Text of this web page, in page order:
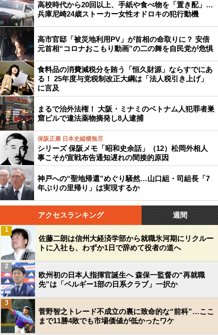
高校時代から20回以上、手紙や食べ物を「置き配」…
兵庫尼崎24歳ストーカー女性オドロキの犯行動機
高市官邸「被災地利用PV」が首相の命取りに？ 安倍
元首相“コロナおこもり動画”の二の舞を自民党が危惧
食料品の消費減税分を賄う「恒久財源」ならすでにあ
る！ 25年度与党税制改正大綱は「法人税引き上げ」
に言及
まるで治外法権！ 大阪・ミナミのベトナム人犯罪者巣
窟ビルで違法薬物摘発し8人逮捕
保阪正康 日本史縦横無尽
シリーズ 保阪メモ「昭和史余話」（12）松岡外相人
事こそが宣戦布告通知遅れの間接的原因
神戸への“聖地帰還”めぐり騒然…山口組・司組長「7
年ぶりの里帰り」は実現するか
アクセスランキング 週間
佐藤二朗は信州大経済学部から就職氷河期にリクルー
トに入社も、わずか1日で辞めて役者の道へ
1
欧州初の日本人指揮官誕生へ 森保一監督の“再就職
先”は「ベルギー1部の日系クラブ」一択か
2
菅野智之トレード不成立の裏に致命的な“前科”…ここ
まで11勝4敗でも市場価値が低かったワケ
3